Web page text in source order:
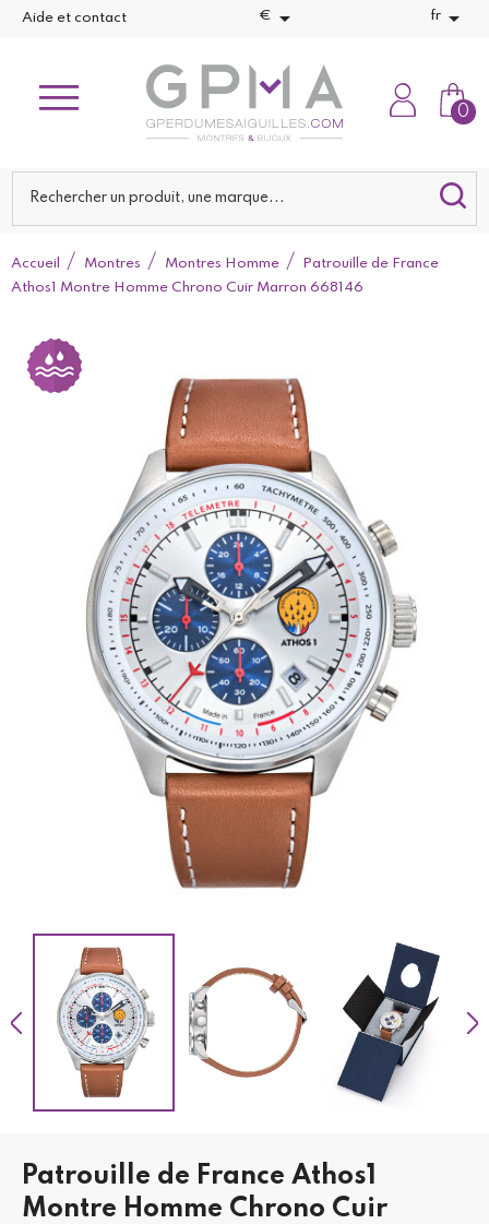
Aide et contact €  fr 
0
Accueil Montres Montres Homme
Patrouille de France
Athos1 Montre Homme Chrono Cuir Marron 668146
Patrouille de France Athos1
Montre Homme Chrono Cuir